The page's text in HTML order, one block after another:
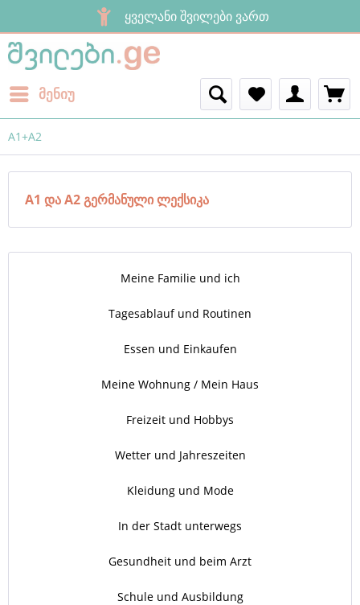
ყველანი შვილები ვართ
მენიუ
A1+A2
A1 და A2 გერმანული ლექსიკა
Meine Familie und ich
Tagesablauf und Routinen
Essen und Einkaufen
Meine Wohnung / Mein Haus
Freizeit und Hobbys
Wetter und Jahreszeiten
Kleidung und Mode
In der Stadt unterwegs
Gesundheit und beim Arzt
Schule und Ausbildung